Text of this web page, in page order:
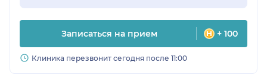
Записаться на прием + 100
Клиника перезвонит сегодня после 11:00